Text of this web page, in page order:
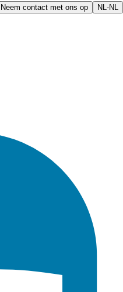
Neem contact met ons op NL-NL